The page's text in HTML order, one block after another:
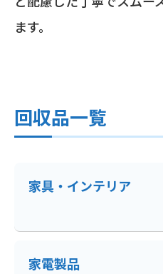
ます。
回収品一覧
家具・インテリア
家電製品